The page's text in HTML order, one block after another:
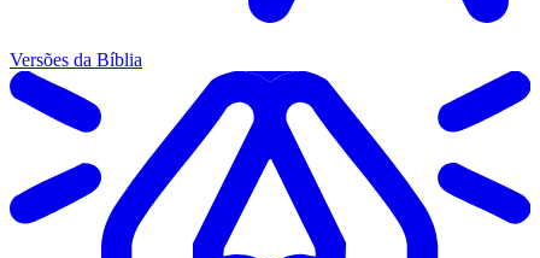
Versões da Bíblia